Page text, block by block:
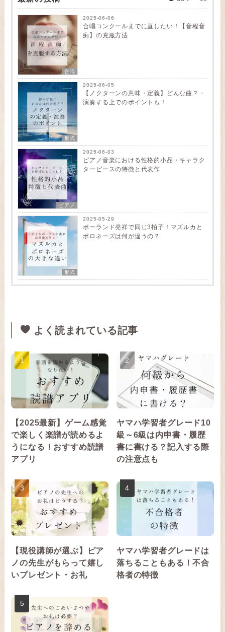
合唱
2025-06-06
合唱コンクールまでに直したい！【音程音
痴】の克服方法
形式
2025-06-05
【ノクターンの意味・定義】どんな曲？・
演奏する上でのポイントも！
ピアノ
2025-06-03
ピアノ音楽における性格的小品・キャラク
ターピースの特徴と代表作
形式
2025-05-29
ポーランド発祥で同じ3拍子！マズルカと
ポロネーズは何が違うの？
よく読まれている記事
【2025最新】ゲーム感覚
で楽しく楽譜が読めるよ
うになる！おすすめ読譜
アプリ
ヤマハ学習者グレード10
級～6級は内申書・履歴
書に書ける？記入する際
の注意点も
【現役講師が選ぶ】ピア
ノの先生がもらって嬉し
いプレゼント・お礼
ヤマハ学習者グレードは
落ちることもある！不合
格者の特徴